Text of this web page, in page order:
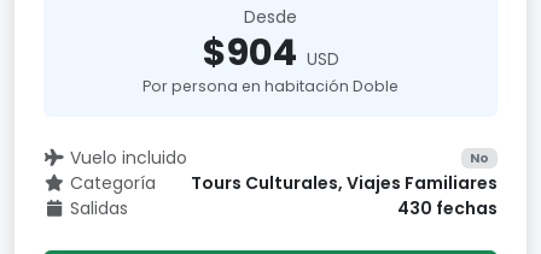
Desde
$904 USD
Por persona en habitación Doble
Vuelo incluido No
Categoría
Tours Culturales, Viajes Familiares
Salidas
430 fechas